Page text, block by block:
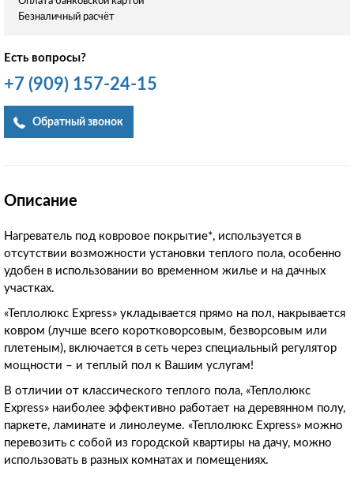
Безналичный расчёт
Есть вопросы?
+7 (909) 157-24-15
Обратный звонок
Описание
Нагреватель под ковровое покрытие*, используется в
отсутствии возможности установки теплого пола, особенно
удобен в использовании во временном жилье и на дачных
участках.
«Теплолюкс Express» укладывается прямо на пол, накрывается
ковром (лучше всего коротковорсовым, безворсовым или
плетеным), включается в сеть через специальный регулятор
мощности – и теплый пол к Вашим услугам!
В отличии от классического теплого пола, «Теплолюкс
Express» наиболее эффективно работает на деревянном полу,
паркете, ламинате и линолеуме. «Теплолюкс Express» можно
перевозить с собой из городской квартиры на дачу, можно
использовать в разных комнатах и помещениях.